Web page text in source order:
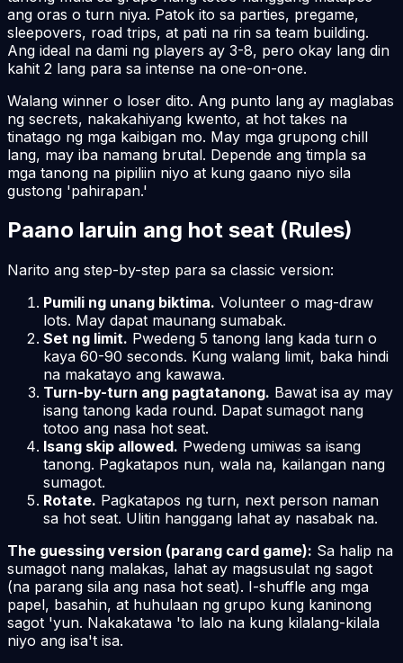
ang oras o turn niya. Patok ito sa parties, pregame,
sleepovers, road trips, at pati na rin sa team building.
Ang ideal na dami ng players ay 3-8, pero okay lang din
kahit 2 lang para sa intense na one-on-one.
Walang winner o loser dito. Ang punto lang ay maglabas
ng secrets, nakakahiyang kwento, at hot takes na
tinatago ng mga kaibigan mo. May mga grupong chill
lang, may iba namang brutal. Depende ang timpla sa
mga tanong na pipiliin niyo at kung gaano niyo sila
gustong 'pahirapan.'
Paano laruin ang hot seat (Rules)
Narito ang step-by-step para sa classic version:
Pumili ng unang biktima. Volunteer o mag-draw
lots. May dapat maunang sumabak.
Set ng limit. Pwedeng 5 tanong lang kada turn o
kaya 60-90 seconds. Kung walang limit, baka hindi
na makatayo ang kawawa.
Turn-by-turn ang pagtatanong. Bawat isa ay may
isang tanong kada round. Dapat sumagot nang
totoo ang nasa hot seat.
Isang skip allowed. Pwedeng umiwas sa isang
tanong. Pagkatapos nun, wala na, kailangan nang
sumagot.
Rotate. Pagkatapos ng turn, next person naman
sa hot seat. Ulitin hanggang lahat ay nasabak na.
The guessing version (parang card game): Sa halip na
sumagot nang malakas, lahat ay magsusulat ng sagot
(na parang sila ang nasa hot seat). I-shuffle ang mga
papel, basahin, at huhulaan ng grupo kung kaninong
sagot 'yun. Nakakatawa 'to lalo na kung kilalang-kilala
niyo ang isa't isa.